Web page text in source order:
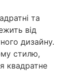
та
від
дизайну.
стилю,
квадратне